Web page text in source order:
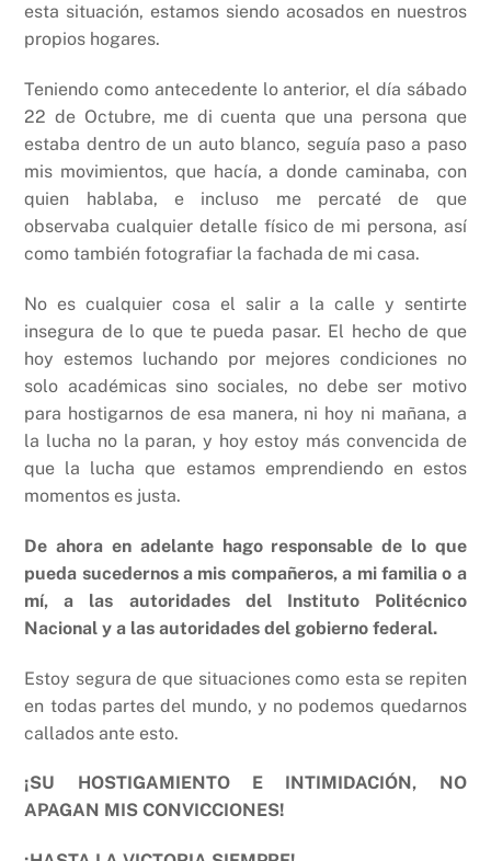
esta situación, estamos siendo acosados en nuestros
propios hogares.
Teniendo como antecedente lo anterior, el día sábado
22 de Octubre, me di cuenta que una persona que
estaba dentro de un auto blanco, seguía paso a paso
mis movimientos, que hacía, a donde caminaba, con
quien hablaba, e incluso me percaté de que
observaba cualquier detalle físico de mi persona, así
como también fotografiar la fachada de mi casa.
No es cualquier cosa el salir a la calle y sentirte
insegura de lo que te pueda pasar. El hecho de que
hoy estemos luchando por mejores condiciones no
solo académicas sino sociales, no debe ser motivo
para hostigarnos de esa manera, ni hoy ni mañana, a
la lucha no la paran, y hoy estoy más convencida de
que la lucha que estamos emprendiendo en estos
momentos es justa.
De ahora en adelante hago responsable de lo que
pueda sucedernos a mis compañeros, a mi familia o a
mí, a las autoridades del Instituto Politécnico
Nacional y a las autoridades del gobierno federal.
Estoy segura de que situaciones como esta se repiten
en todas partes del mundo, y no podemos quedarnos
callados ante esto.
¡SU HOSTIGAMIENTO E INTIMIDACIÓN, NO
APAGAN MIS CONVICCIONES!